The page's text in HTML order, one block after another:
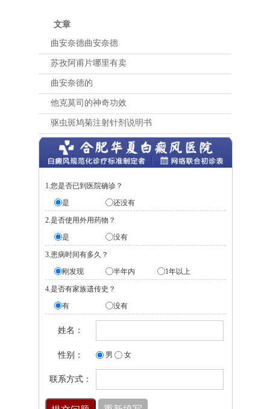
文章
曲安奈德曲安奈德
苏孜阿甫片哪里有卖
曲安奈德的
他克莫司的神奇功效
驱虫斑鸠菊注射针剂说明书
1.您是否已到医院确诊？
是
还没有
2.是否使用外用药物？
是
没有
3.患病时间有多久？
刚发现
半年内 1年以上
4.是否有家族遗传史？
有
没有
姓名：
性别： 男 女
联系方式：